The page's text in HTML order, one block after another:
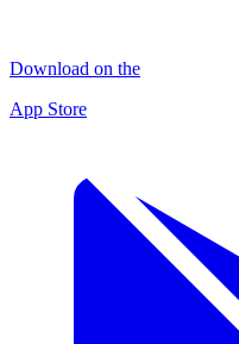
Download on the
App Store